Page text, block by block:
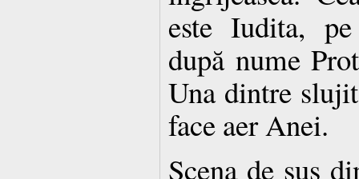
este Iudita,
după nume
Una dintre
face aer Anei.
Scena de sus